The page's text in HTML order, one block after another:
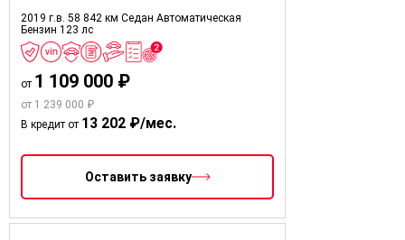
2019 г.в. 58 842 км Седан Автоматическая
Бензин 123 лс
от 1 109 000 ₽
от 1 239 000 ₽
В кредит от 13 202 ₽/мес.
Оставить заявку